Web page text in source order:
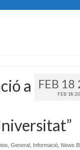
FEB 18
FEB 18
a
General, Informació, News